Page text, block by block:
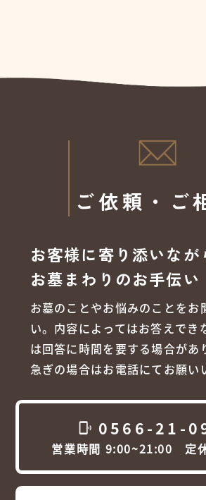
ご依頼・ご
お客様に寄り添いなが
お墓まわりのお手伝い
お墓のことやお悩みのことをお
い。内容によってはお答えでき
は回答に時間を要する場合があ
急ぎの場合はお電話にてお願い
phonelink_ring 0566-21-
営業時間 9:00~21:00 定